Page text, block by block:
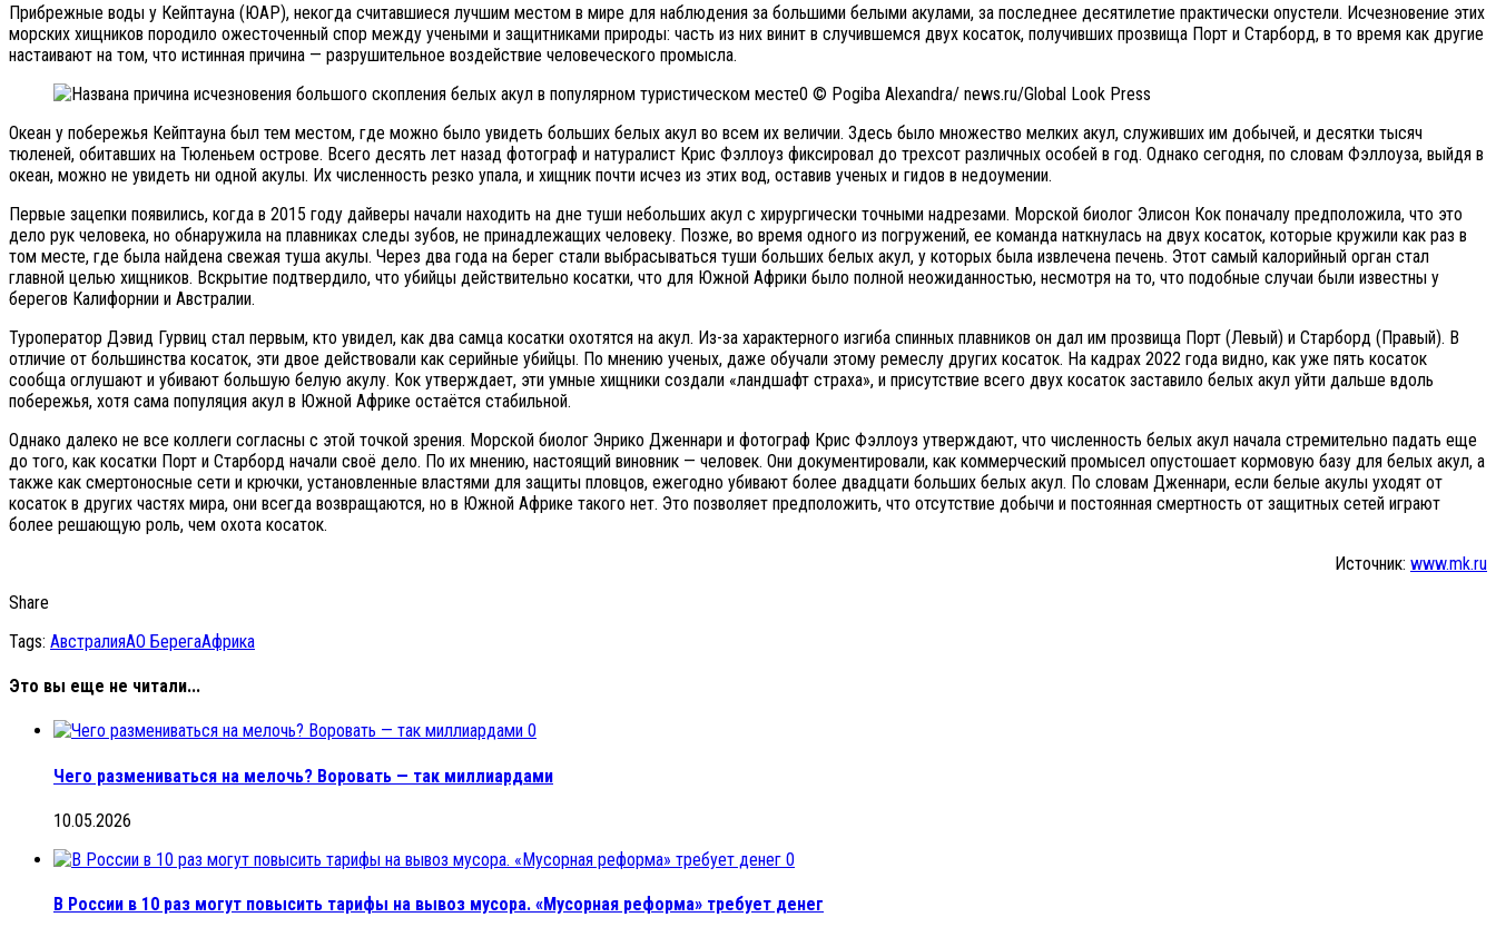
Прибрежные воды у Кейптауна (ЮАР), некогда считавшиеся лучшим местом в мире для наблюдения за большими белыми акулами, за последнее десятилетие практически опустели. Исчезновение этих
морских хищников породило ожесточенный спор между учеными и защитниками природы: часть из них винит в случившемся двух косаток, получивших прозвища Порт и Старборд, в то время как другие
настаивают на том, что истинная причина — разрушительное воздействие человеческого промысла.
© Pogiba Alexandra/ news.ru/Global Look Press
Океан у побережья Кейптауна был тем местом, где можно было увидеть больших белых акул во всем их величии. Здесь было множество мелких акул, служивших им добычей, и десятки тысяч
тюленей, обитавших на Тюленьем острове. Всего десять лет назад фотограф и натуралист Крис Фэллоуз фиксировал до трехсот различных особей в год. Однако сегодня, по словам Фэллоуза, выйдя в
океан, можно не увидеть ни одной акулы. Их численность резко упала, и хищник почти исчез из этих вод, оставив ученых и гидов в недоумении.
Первые зацепки появились, когда в 2015 году дайверы начали находить на дне туши небольших акул с хирургически точными надрезами. Морской биолог Элисон Кок поначалу предположила, что это
дело рук человека, но обнаружила на плавниках следы зубов, не принадлежащих человеку. Позже, во время одного из погружений, ее команда наткнулась на двух косаток, которые кружили как раз в
том месте, где была найдена свежая туша акулы. Через два года на берег стали выбрасываться туши больших белых акул, у которых была извлечена печень. Этот самый калорийный орган стал
главной целью хищников. Вскрытие подтвердило, что убийцы действительно косатки, что для Южной Африки было полной неожиданностью, несмотря на то, что подобные случаи были известны у
берегов Калифорнии и Австралии.
Туроператор Дэвид Гурвиц стал первым, кто увидел, как два самца косатки охотятся на акул. Из-за характерного изгиба спинных плавников он дал им прозвища Порт (Левый) и Старборд (Правый). В
отличие от большинства косаток, эти двое действовали как серийные убийцы. По мнению ученых, даже обучали этому ремеслу других косаток. На кадрах 2022 года видно, как уже пять косаток
сообща оглушают и убивают большую белую акулу. Кок утверждает, эти умные хищники создали «ландшафт страха», и присутствие всего двух косаток заставило белых акул уйти дальше вдоль
побережья, хотя сама популяция акул в Южной Африке остаётся стабильной.
Однако далеко не все коллеги согласны с этой точкой зрения. Морской биолог Энрико Дженнари и фотограф Крис Фэллоуз утверждают, что численность белых акул начала стремительно падать еще
до того, как косатки Порт и Старборд начали своё дело. По их мнению, настоящий виновник — человек. Они документировали, как коммерческий промысел опустошает кормовую базу для белых акул, а
также как смертоносные сети и крючки, установленные властями для защиты пловцов, ежегодно убивают более двадцати больших белых акул. По словам Дженнари, если белые акулы уходят от
косаток в других частях мира, они всегда возвращаются, но в Южной Африке такого нет. Это позволяет предположить, что отсутствие добычи и постоянная смертность от защитных сетей играют
более решающую роль, чем охота косаток.
Источник: www.mk.ru
Share
Tags: АвстралияАО БерегаАфрика
Это вы еще не читали...
0
Чего размениваться на мелочь? Воровать — так миллиардами
10.05.2026
0
В России в 10 раз могут повысить тарифы на вывоз мусора. «Мусорная реформа» требует денег